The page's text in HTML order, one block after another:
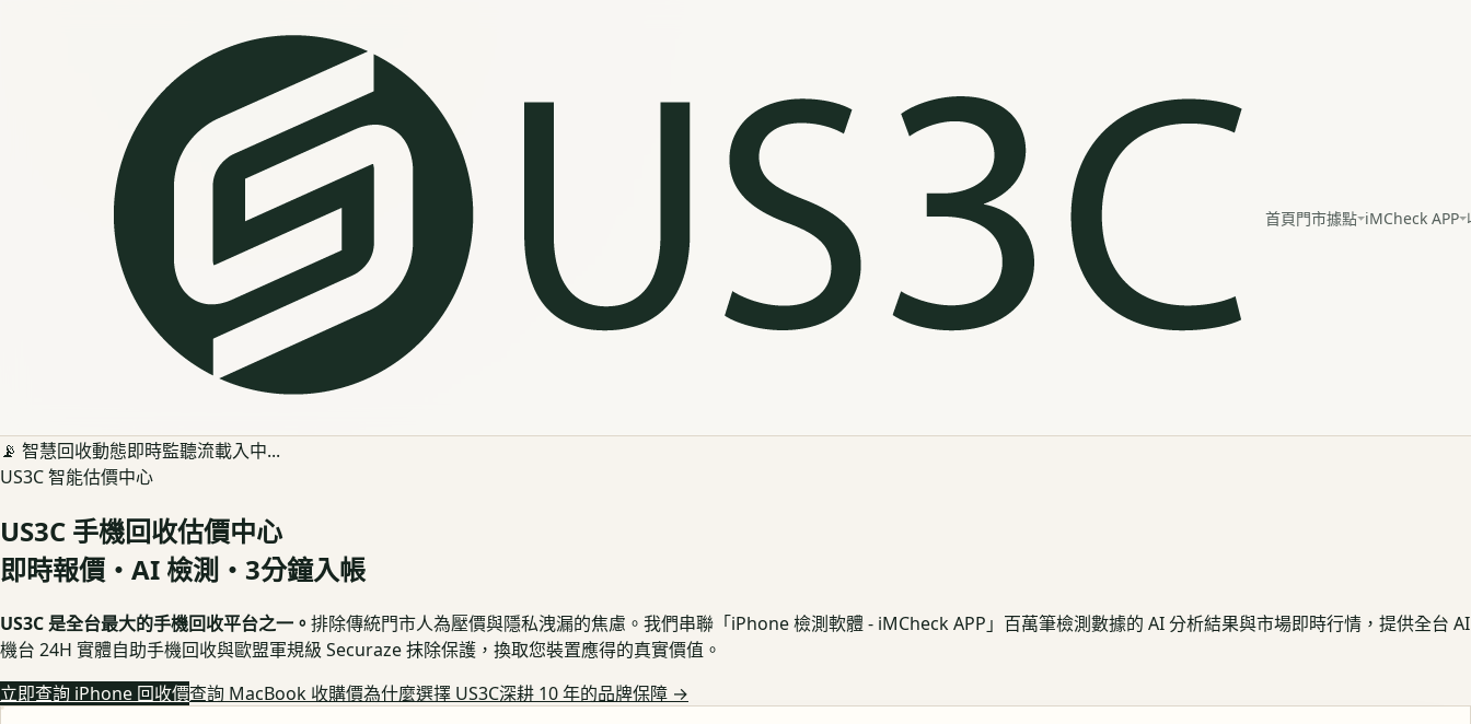
首頁門市據點 iMCheck APP
📡 智慧回收動態即時監聽流載入中...
US3C 智能估價中心
US3C 手機回收估價中心
即時報價・AI 檢測・3分鐘入帳
US3C 是全台最大的手機回收平台之一。 排除傳統門市人為壓價與隱私洩漏的焦慮。我們串聯「iPhone 檢測軟體 - iMCheck APP」百萬筆檢測數據的 AI 分析結果與市場即時行情，提供全台 AI
機台 24H 實體自助手機回收與歐盟軍規級 Securaze 抹除保護，換取您裝置應得的真實價值。
立即查詢 iPhone 回收價查詢 MacBook 收購價為什麼選擇 US3C深耕 10 年的品牌保障 →